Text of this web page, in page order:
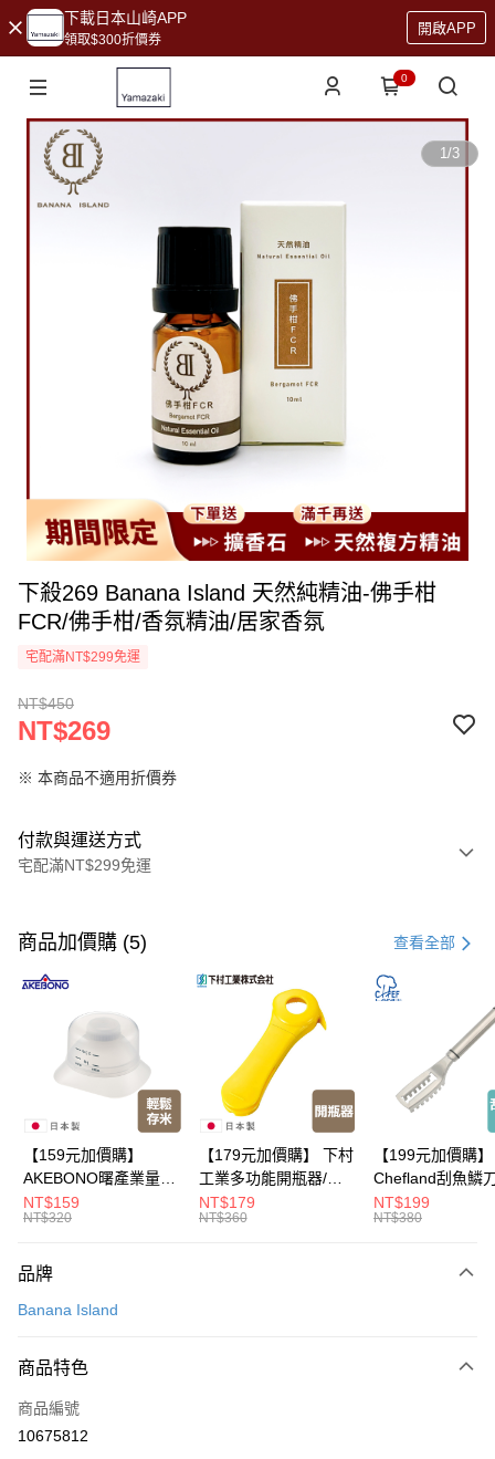
下載日本山崎APP
領取$300折價券
開啟APP
0
1/3
下殺269 Banana Island 天然純精油-佛手柑
FCR/佛手柑/香氛精油/居家香氛
宅配滿NT$299免運
NT$450
NT$269
※ 本商品不適用折價券
付款與運送方式
宅配滿NT$299免運
信用卡一次付款
超商取貨付款
LINE Pay
Apple Pay
Google Pay
全盈+PAY
大哥付你分期
【大哥付你分期使用說明】
2.付款方式選擇「大哥付你分期」，訂單成立後會自動跳轉到大哥付的交易
成交易。
3.實際核准額度、可分期數及費用金額請依後續交易確認頁面所載為準。
4.訂單成立30分鐘內，如未前往確認交易或遇審核未通過，訂單將自動取
消。如遇「轉專審核」未通過狀況，表示未達大哥付你分期系統評分，恕無
法說明評估內容。
每筆NT$100，滿NT$499(含以上)免運費
商品加價購 (5) 查看全部
【159元加價購】
AKEBONO曙產業量米
杯漏斗組(白)/量米杯/
米桶/量米用具/任二件8
NT$159
NT$320
【179元加價購】 下村
工業多功能開瓶器/開
瓶器/餐廚用品/料理道
具/任二件8折
NT$179
NT$360
【199元加價購】
Chefland刮魚鱗
魚鱗器/廚房用品/
道具/任二件8折
NT$199
NT$380
品牌
Banana Island
商品特色
商品編號
10675812